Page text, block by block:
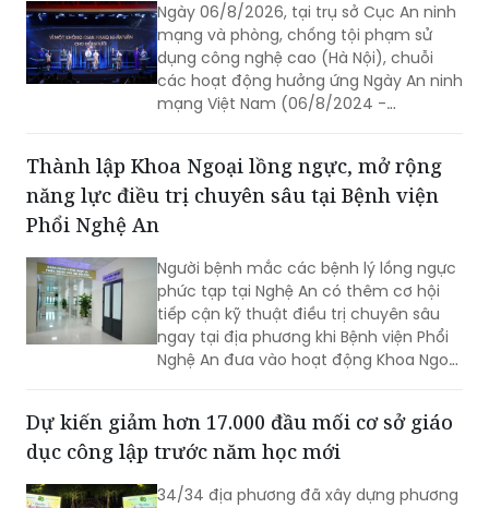
Ngày 06/8/2026, tại trụ sở Cục An ninh
mạng và phòng, chống tội phạm sử
dụng công nghệ cao (Hà Nội), chuỗi
các hoạt động hưởng ứng Ngày An ninh
mạng Việt Nam (06/8/2024 -
chức đã diễn ra trọng thể với chủ đề
xuyên suốt: “Vì một không gian mạng
Thành lập Khoa Ngoại lồng ngực, mở rộng
năng lực điều trị chuyên sâu tại Bệnh viện
Phổi Nghệ An
Người bệnh mắc các bệnh lý lồng ngực
phức tạp tại Nghệ An có thêm cơ hội
tiếp cận kỹ thuật điều trị chuyên sâu
ngay tại địa phương khi Bệnh viện Phổi
Nghệ An đưa vào hoạt động Khoa Ngoại
Dự kiến giảm hơn 17.000 đầu mối cơ sở giáo
dục công lập trước năm học mới
34/34 địa phương đã xây dựng phương